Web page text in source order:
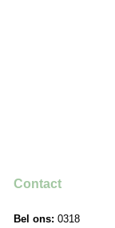
Contact
Bel ons: 0318